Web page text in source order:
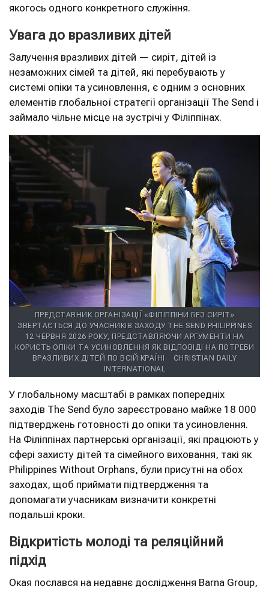
якогось одного конкретного служіння.
Увага до вразливих дітей
Залучення вразливих дітей — сиріт, дітей із
незаможних сімей та дітей, які перебувають у
системі опіки та усиновлення, є одним з основних
елементів глобальної стратегії організації The Send і
займало чільне місце на зустрічі у Філіппінах.
ПРЕДСТАВНИК ОРГАНІЗАЦІЇ «ФІЛІППІНИ БЕЗ СИРІТ»
ЗВЕРТАЄТЬСЯ ДО УЧАСНИКІВ ЗАХОДУ THE SEND PHILIPPINES
12 ЧЕРВНЯ 2026 РОКУ, ПРЕДСТАВЛЯЮЧИ АРГУМЕНТИ НА
КОРИСТЬ ОПІКИ ТА УСИНОВЛЕННЯ ЯК ВІДПОВІДІ НА ПОТРЕБИ
ВРАЗЛИВИХ ДІТЕЙ ПО ВСІЙ КРАЇНІ.
CHRISTIAN DAILY
INTERNATIONAL
У глобальному масштабі в рамках попередніх
заходів The Send було зареєстровано майже 18 000
підтверджень готовності до опіки та усиновлення.
На Філіппінах партнерські організації, які працюють у
сфері захисту дітей та сімейного виховання, такі як
Philippines Without Orphans, були присутні на обох
заходах, щоб приймати підтвердження та
допомагати учасникам визначити конкретні
подальші кроки.
Відкритість молоді та реляційний
підхід
Окая послався на недавнє дослідження Barna Group,